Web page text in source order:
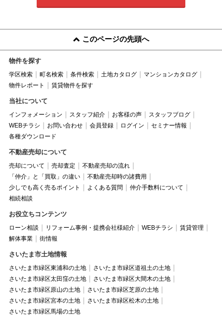
このページの先頭へ
物件を探す
学区検索 町名検索 条件検索 土地カタログ
マンションカタログ
物件レポート
賃貸物件を探す
当社について
インフォメーション スタッフ紹介 お客様の声
スタッフブログ
WEBチラシ
お問い合わせ 会員登録 ログイン
セミナー情報
各種ダウンロード
不動産売却について
売却について 売却査定
不動産売却の流れ
「仲介」と「買取」の違い
不動産売却時の諸費用
少しでも高く売るポイント
よくある質問
仲介手数料について
相続相談
お役立ちコンテンツ
ローン相談 リフォーム事例・提携会社様紹介 WEBチラシ
賃貸管理
解体事業
街情報
さいたま市土地情報
さいたま市緑区東浦和の土地
さいたま市緑区道祖土の土地
さいたま市緑区太田窪の土地
さいたま市緑区大間木の土地
さいたま市緑区原山の土地
さいたま市緑区芝原の土地
さいたま市緑区宮本の土地
さいたま市緑区松木の土地
さいたま市緑区馬場の土地